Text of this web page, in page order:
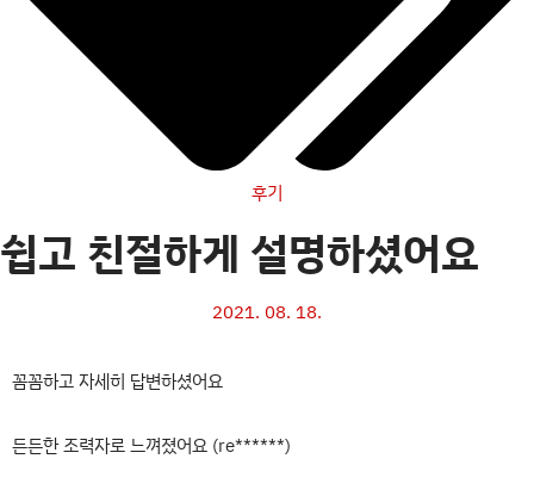
후기
쉽고 친절하게 설명하셨어요
2021. 08. 18.
꼼꼼하고 자세히 답변하셨어요
든든한 조력자로 느껴졌어요 (re******)